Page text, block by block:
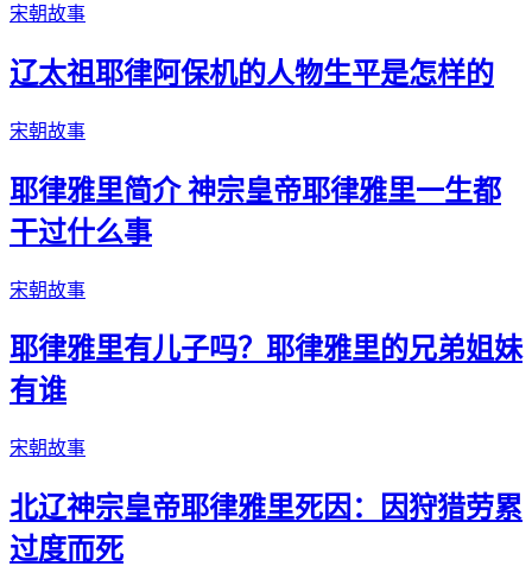
宋朝故事
辽太祖耶律阿保机的人物生平是怎样的
宋朝故事
耶律雅里简介 神宗皇帝耶律雅里一生都
干过什么事
宋朝故事
耶律雅里有儿子吗？耶律雅里的兄弟姐妹
有谁
宋朝故事
北辽神宗皇帝耶律雅里死因：因狩猎劳累
过度而死